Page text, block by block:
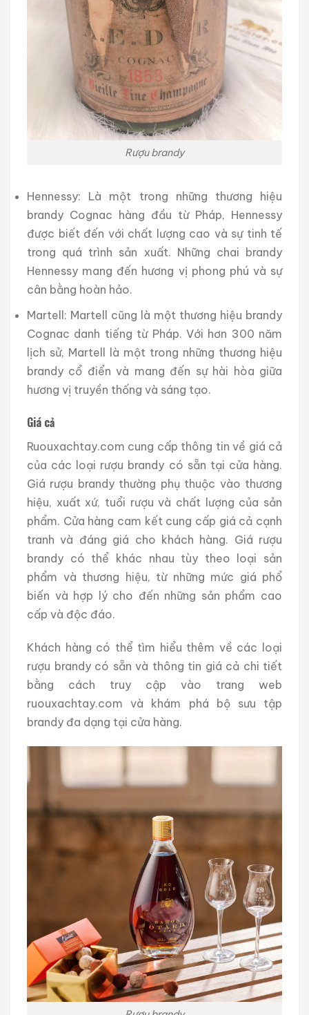
Rượu brandy
Hennessy: Là một trong những thương hiệu
brandy Cognac hàng đầu từ Pháp, Hennessy
được biết đến với chất lượng cao và sự tinh tế
trong quá trình sản xuất. Những chai brandy
Hennessy mang đến hương vị phong phú và sự
cân bằng hoàn hảo.
Martell: Martell cũng là một thương hiệu brandy
Cognac danh tiếng từ Pháp. Với hơn 300 năm
lịch sử, Martell là một trong những thương hiệu
brandy cổ điển và mang đến sự hài hòa giữa
hương vị truyền thống và sáng tạo.
Giá cả
Ruouxachtay.com cung cấp thông tin về giá cả
của các loại rượu brandy có sẵn tại cửa hàng.
Giá rượu brandy thường phụ thuộc vào thương
hiệu, xuất xứ, tuổi rượu và chất lượng của sản
phẩm. Cửa hàng cam kết cung cấp giá cả cạnh
tranh và đáng giá cho khách hàng. Giá rượu
brandy có thể khác nhau tùy theo loại sản
phẩm và thương hiệu, từ những mức giá phổ
biến và hợp lý cho đến những sản phẩm cao
cấp và độc đáo.
Khách hàng có thể tìm hiểu thêm về các loại
rượu brandy có sẵn và thông tin giá cả chi tiết
bằng cách truy cập vào trang web
ruouxachtay.com và khám phá bộ sưu tập
brandy đa dạng tại cửa hàng.